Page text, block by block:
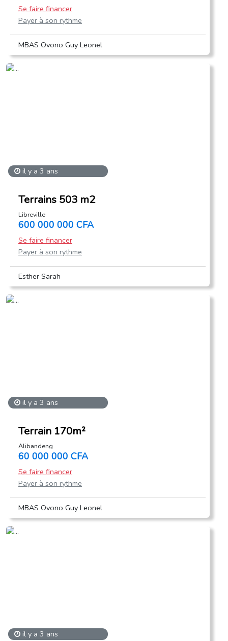
Se faire financer
Payer à son rythme
MBAS Ovono Guy Leonel
il y a 3 ans
Terrains 503 m2
Libreville
600 000 000 CFA
Se faire financer
Payer à son rythme
Esther Sarah
il y a 3 ans
Terrain 170m²
Alibandeng
60 000 000 CFA
Se faire financer
Payer à son rythme
MBAS Ovono Guy Leonel
il y a 3 ans